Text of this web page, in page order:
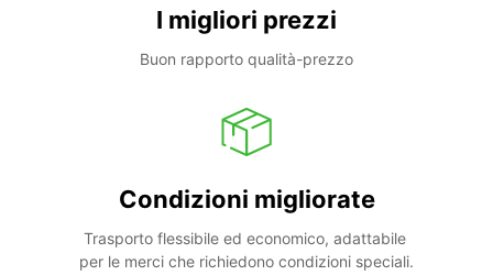
I migliori prezzi
Buon rapporto qualità-prezzo
Condizioni migliorate
Trasporto flessibile ed economico, adattabile
per le merci che richiedono condizioni speciali.